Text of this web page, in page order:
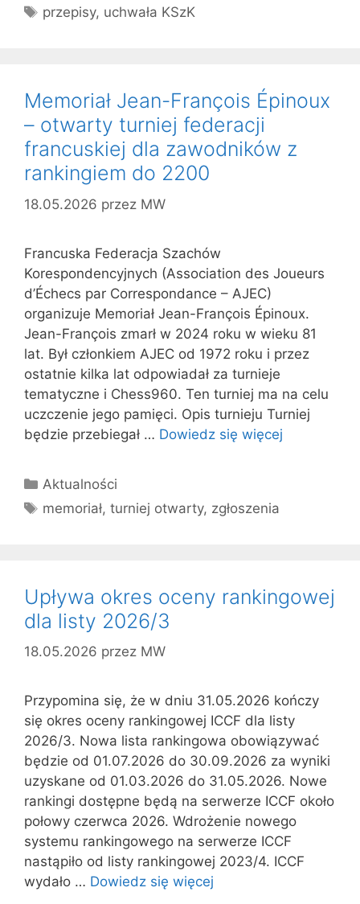
Tagi
przepisy, uchwała KSzK
Memoriał Jean-François Épinoux
– otwarty turniej federacji
francuskiej dla zawodników z
rankingiem do 2200
18.05.2026 przez MW
Francuska Federacja Szachów
Korespondencyjnych (Association des Joueurs
d’Échecs par Correspondance – AJEC)
organizuje Memoriał Jean-François Épinoux.
Jean-François zmarł w 2024 roku w wieku 81
lat. Był członkiem AJEC od 1972 roku i przez
ostatnie kilka lat odpowiadał za turnieje
tematyczne i Chess960. Ten turniej ma na celu
uczczenie jego pamięci. Opis turnieju Turniej
będzie przebiegał … Dowiedz się więcej
Kategorie
Aktualności
Tagi
memoriał,turniej otwarty, zgłoszenia
Upływa okres oceny rankingowej
dla listy 2026/3
18.05.2026 przez MW
Przypomina się, że w dniu 31.05.2026 kończy
się okres oceny rankingowej ICCF dla listy
2026/3. Nowa lista rankingowa obowiązywać
będzie od 01.07.2026 do 30.09.2026 za wyniki
uzyskane od 01.03.2026 do 31.05.2026. Nowe
rankingi dostępne będą na serwerze ICCF około
połowy czerwca 2026. Wdrożenie nowego
systemu rankingowego na serwerze ICCF
nastąpiło od listy rankingowej 2023/4. ICCF
wydało … Dowiedz się więcej